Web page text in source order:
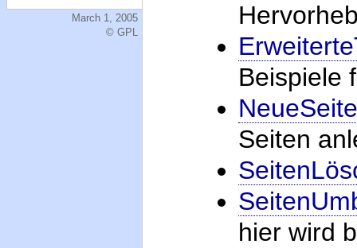
March 1, 2005
© GPL
Beispiele
Seiten
hier wird